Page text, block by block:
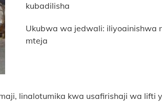
kubadilisha
Ukubwa wa jedwali: iliyoainishwa
mteja
linalotumika kwa usafirishaji wa lifti